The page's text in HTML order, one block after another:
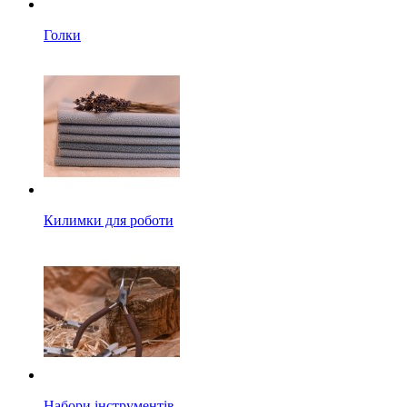
Голки
Килимки для роботи